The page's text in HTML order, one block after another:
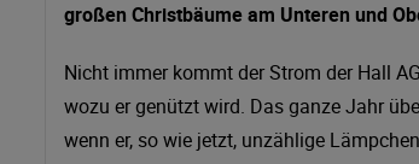
großen Christbäume am Unteren und
Nicht immer kommt der Strom der Hall
wozu er genützt wird. Das ganze Jahr
wenn er, so wie jetzt, unzählige